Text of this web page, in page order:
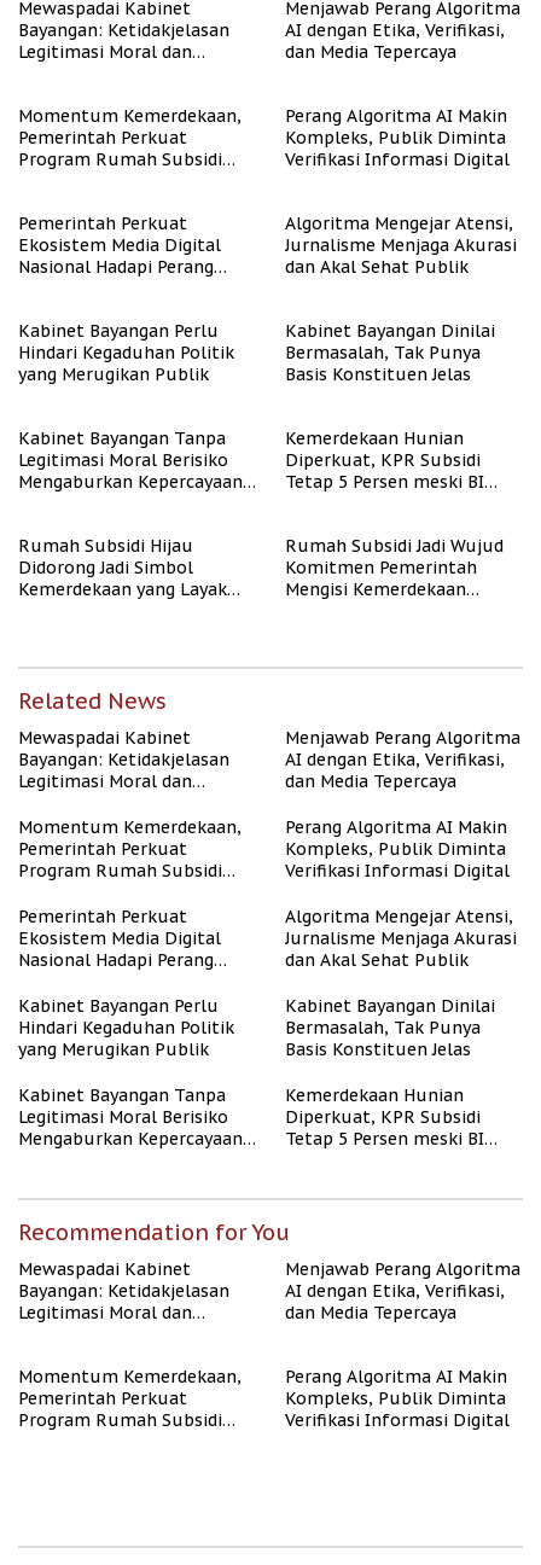
Mewaspadai Kabinet
Bayangan: Ketidakjelasan
Legitimasi Moral dan
Menjawab Perang Algoritma
AI dengan Etika, Verifikasi,
dan Media Tepercaya
Momentum Kemerdekaan,
Pemerintah Perkuat
Program Rumah Subsidi
Perang Algoritma AI Makin
Kompleks, Publik Diminta
Verifikasi Informasi Digital
Pemerintah Perkuat
Ekosistem Media Digital
Nasional Hadapi Perang
Algoritma Mengejar Atensi,
Jurnalisme Menjaga Akurasi
dan Akal Sehat Publik
Kabinet Bayangan Perlu
Hindari Kegaduhan Politik
yang Merugikan Publik
Kabinet Bayangan Dinilai
Bermasalah, Tak Punya
Basis Konstituen Jelas
Kabinet Bayangan Tanpa
Legitimasi Moral Berisiko
Mengaburkan Kepercayaan
Kemerdekaan Hunian
Diperkuat, KPR Subsidi
Tetap 5 Persen meski BI
Rumah Subsidi Hijau
Didorong Jadi Simbol
Kemerdekaan yang Layak
Rumah Subsidi Jadi Wujud
Komitmen Pemerintah
Mengisi Kemerdekaan
Related News
Mewaspadai Kabinet
Bayangan: Ketidakjelasan
Legitimasi Moral dan
Menjawab Perang Algoritma
AI dengan Etika, Verifikasi,
dan Media Tepercaya
Momentum Kemerdekaan,
Pemerintah Perkuat
Program Rumah Subsidi
Berpenghasilan Rendah
Perang Algoritma AI Makin
Kompleks, Publik Diminta
Verifikasi Informasi Digital
Pemerintah Perkuat
Ekosistem Media Digital
Nasional Hadapi Perang
Algoritma Mengejar Atensi,
Jurnalisme Menjaga Akurasi
dan Akal Sehat Publik
Kabinet Bayangan Perlu
Hindari Kegaduhan Politik
yang Merugikan Publik
Kabinet Bayangan Dinilai
Bermasalah, Tak Punya
Basis Konstituen Jelas
Kabinet Bayangan Tanpa
Legitimasi Moral Berisiko
Mengaburkan Kepercayaan
Kemerdekaan Hunian
Diperkuat, KPR Subsidi
Tetap 5 Persen meski BI
Recommendation for You
Mewaspadai Kabinet
Bayangan: Ketidakjelasan
Legitimasi Moral dan
Menjawab Perang Algoritma
AI dengan Etika, Verifikasi,
dan Media Tepercaya
Momentum Kemerdekaan,
Pemerintah Perkuat
Program Rumah Subsidi
Perang Algoritma AI Makin
Kompleks, Publik Diminta
Verifikasi Informasi Digital